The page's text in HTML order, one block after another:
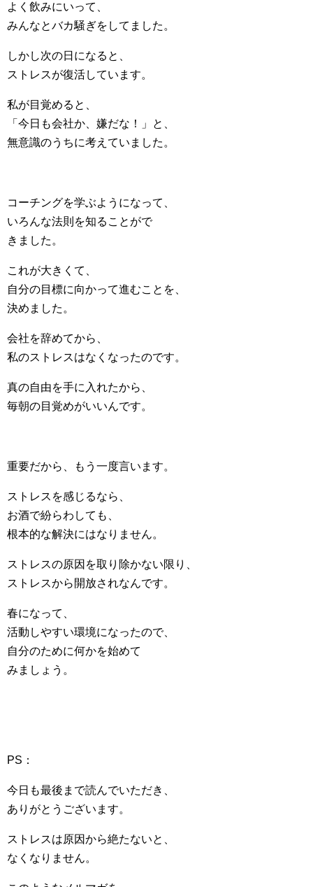
よく飲みにいって、
みんなとバカ騒ぎをしてました。
しかし次の日になると、
ストレスが復活しています。
私が目覚めると、
「今日も会社か、嫌だな！」と、
無意識のうちに考えていました。
コーチングを学ぶようになって、
いろんな法則を知ることがで
きました。
これが大きくて、
自分の目標に向かって進むことを、
決めました。
会社を辞めてから、
私のストレスはなくなったのです。
真の自由を手に入れたから、
毎朝の目覚めがいいんです。
重要だから、もう一度言います。
ストレスを感じるなら、
お酒で紛らわしても、
根本的な解決にはなりません。
ストレスの原因を取り除かない限り、
ストレスから開放されなんです。
春になって、
活動しやすい環境になったので、
自分のために何かを始めて
みましょう。
PS：
今日も最後まで読んでいただき、
ありがとうございます。
ストレスは原因から絶たないと、
なくなりません。